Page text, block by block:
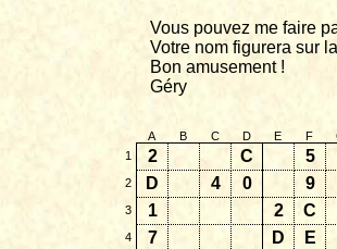
Vous pouvez me faire
Votre nom figurera sur
Bon amusement !
Géry
A B C D E F
1
2 C 5
2 D 4 0 9
3 1 2 C
4 7 D E